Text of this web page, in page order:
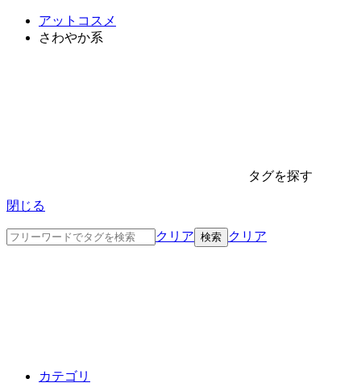
アットコスメ
さわやか系
タグを探す
閉じる
クリア クリア
カテゴリ